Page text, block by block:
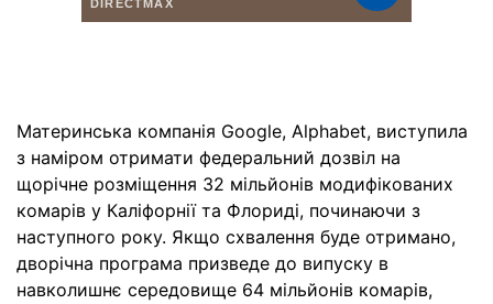
Материнська компанія Google, Alphabet, виступила
з наміром отримати федеральний дозвіл на
щорічне розміщення 32 мільйонів модифікованих
комарів у Каліфорнії та Флориді, починаючи з
наступного року. Якщо схвалення буде отримано,
дворічна програма призведе до випуску в
навколишнє середовище 64 мільйонів комарів,